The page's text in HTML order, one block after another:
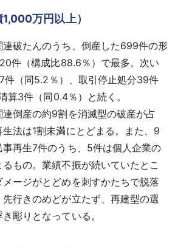
1,000万円以上）
破たんのうち、倒産した699件の形
件（構成比88.6％）で最多。次い
件（同5.2％）、取引停止処分39件
算3件（同0.4％）と続く。
倒産の約9割を消滅型の破産が占
法は1割未満にとどまる。また、9
事再生7件のうち、5件は個人企業の
もの。業績不振が続いていたとこ
ージがとどめを刺すかたちで脱落
行きのめどが立たず、再建型の選
彫りとなっている。